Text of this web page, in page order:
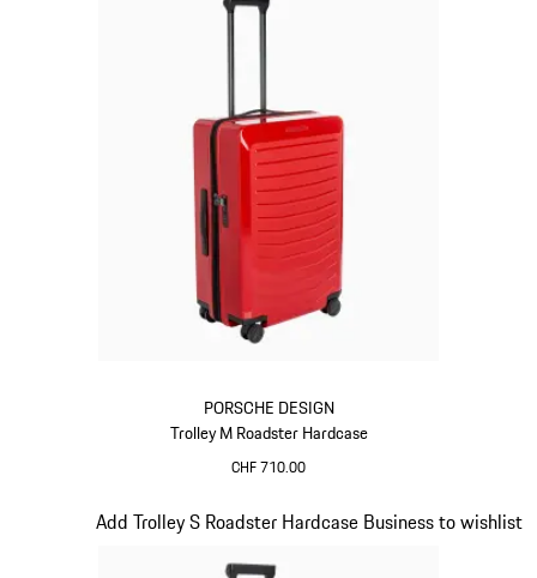
PORSCHE DESIGN
Trolley M Roadster Hardcase
CHF 710.00
Add Trolley S Roadster Hardcase Business to wishlist
Diapositiva 14 di 20